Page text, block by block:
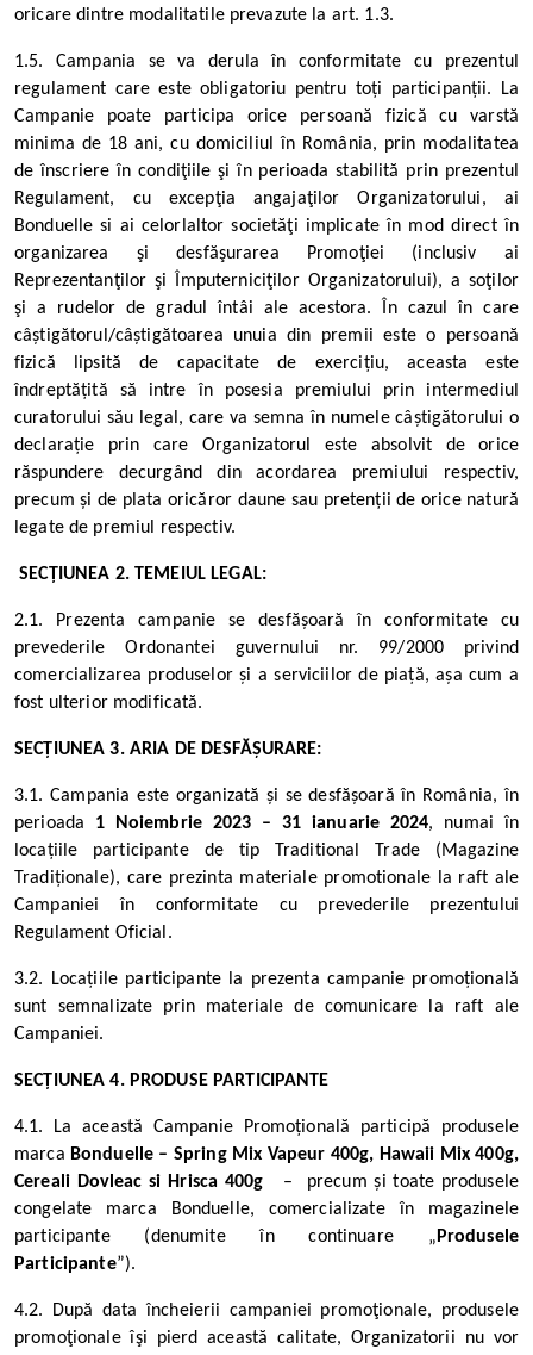
oricare dintre modalitatile prevazute la art. 1.3.
1.5. Campania se va derula în conformitate cu prezentul
regulament care este obligatoriu pentru toți participanții. La
Campanie poate participa orice persoană fizică cu varstă
minima de 18 ani, cu domiciliul în România, prin modalitatea
de înscriere în condiţiile şi în perioada stabilită prin prezentul
Regulament, cu excepţia angajaţilor Organizatorului, ai
Bonduelle si ai celorlaltor societăţi implicate în mod direct în
organizarea şi desfăşurarea Promoţiei (inclusiv ai
Reprezentanţilor şi Împuterniciţilor Organizatorului), a soţilor
şi a rudelor de gradul întâi ale acestora. În cazul în care
câștigătorul/câștigătoarea unuia din premii este o persoană
fizică lipsită de capacitate de exercițiu, aceasta este
îndreptățită să intre în posesia premiului prin intermediul
curatorului său legal, care va semna în numele câștigătorului o
declarație prin care Organizatorul este absolvit de orice
răspundere decurgând din acordarea premiului respectiv,
precum și de plata oricăror daune sau pretenții de orice natură
legate de premiul respectiv.
SECȚIUNEA 2. TEMEIUL LEGAL:
2.1. Prezenta campanie se desfășoară în conformitate cu
prevederile Ordonantei guvernului nr. 99/2000 privind
comercializarea produselor și a serviciilor de piață, așa cum a
fost ulterior modificată.
SECȚIUNEA 3. ARIA DE DESFĂȘURARE:
3.1. Campania este organizată și se desfășoară în România, în
perioada 1 Noiembrie 2023 – 31 ianuarie 2024, numai în
locațiile participante de tip Traditional Trade (Magazine
Tradiționale), care prezinta materiale promotionale la raft ale
Campaniei în conformitate cu prevederile prezentului
Regulament Oficial.
3.2. Locațiile participante la prezenta campanie promoțională
sunt semnalizate prin materiale de comunicare la raft ale
Campaniei.
SECȚIUNEA 4. PRODUSE PARTICIPANTE
4.1. La această Campanie Promoțională participă produsele
marca Bonduelle – Spring Mix Vapeur 400g, Hawaii Mix 400g,
Cereali Dovleac si Hrisca 400g – precum și toate produsele
congelate marca Bonduelle, comercializate în magazinele
participante (denumite în continuare „ Produsele
Participante”).
4.2. După data încheierii campaniei promoţionale, produsele
promoţionale îşi pierd această calitate, Organizatorii nu vor